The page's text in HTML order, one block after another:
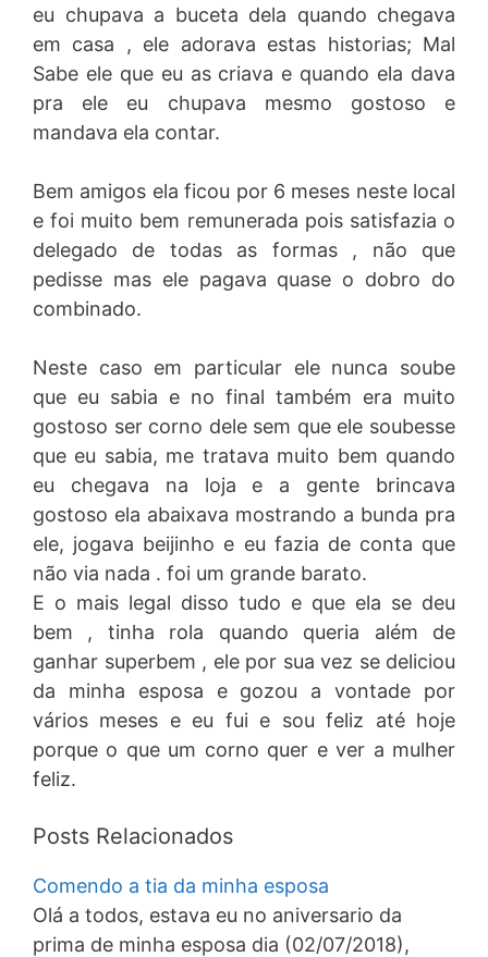
eu chupava a buceta dela quando chegava
em casa , ele adorava estas historias; Mal
Sabe ele que eu as criava e quando ela dava
pra ele eu chupava mesmo gostoso e
mandava ela contar.
Bem amigos ela ficou por 6 meses neste local
e foi muito bem remunerada pois satisfazia o
delegado de todas as formas , não que
pedisse mas ele pagava quase o dobro do
combinado.
Neste caso em particular ele nunca soube
que eu sabia e no final também era muito
gostoso ser corno dele sem que ele soubesse
que eu sabia, me tratava muito bem quando
eu chegava na loja e a gente brincava
gostoso ela abaixava mostrando a bunda pra
ele, jogava beijinho e eu fazia de conta que
não via nada . foi um grande barato.
E o mais legal disso tudo e que ela se deu
bem , tinha rola quando queria além de
ganhar superbem , ele por sua vez se deliciou
da minha esposa e gozou a vontade por
vários meses e eu fui e sou feliz até hoje
porque o que um corno quer e ver a mulher
feliz.
Posts Relacionados
Comendo a tia da minha esposa
Olá a todos, estava eu no aniversario da
prima de minha esposa dia (02/07/2018),